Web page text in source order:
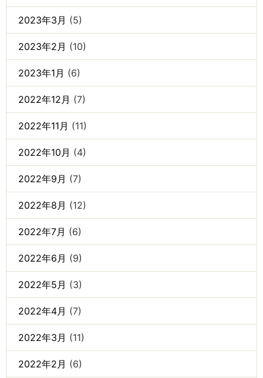
2023年3月 (5)
2023年2月 (10)
2023年1月 (6)
2022年12月 (7)
2022年11月 (11)
2022年10月 (4)
2022年9月 (7)
2022年8月 (12)
2022年7月 (6)
2022年6月 (9)
2022年5月 (3)
2022年4月 (7)
2022年3月 (11)
2022年2月 (6)